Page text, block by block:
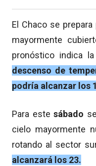
El Chaco se
mayormente
pronóstico indica la
descenso de
podría alcanzar los
Para estesábado
cielo mayormente
rotando al sector
alcanzará los 23.